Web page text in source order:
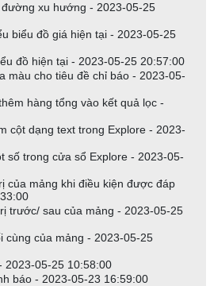
xu hướng - 2023-05-25
biểu đồ giá hiện tại - 2023-05-25
đồ hiện tại - 2023-05-25 20:57:00
màu cho tiêu đề chỉ báo - 2023-05-
hàng tổng vào kết quả lọc -
cột dạng text trong Explore - 2023-
số trong cửa sổ Explore - 2023-05-
của mảng khi điều kiện được đáp
trước/ sau của mảng - 2023-05-25
cùng của mảng - 2023-05-25
2023-05-25 10:58:00
báo - 2023-05-23 16:59:00